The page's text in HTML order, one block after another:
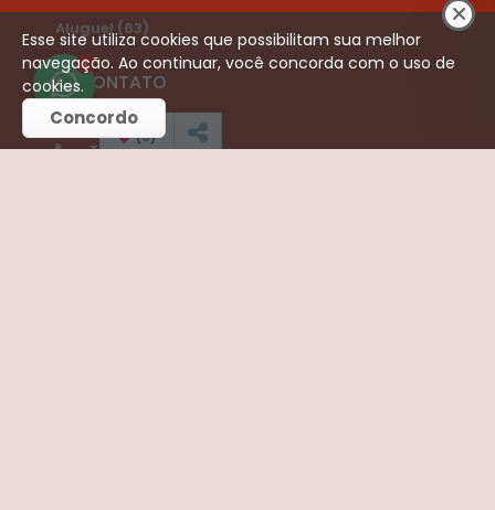
Aluguel (63)
CONTATO
Telefone:
1
(0)
Esse site utiliza cookies que possibilitam sua melhor
navegação. Ao continuar, você concorda com o uso de
cookies.
Concordo